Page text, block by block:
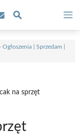
Ogłoszenia | Sprzedam |
na sprzęt